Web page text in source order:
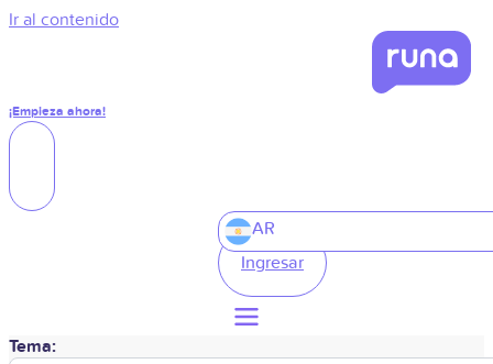
Ir al contenido
¡Empieza ahora!
AR
Ingresar
Tema: